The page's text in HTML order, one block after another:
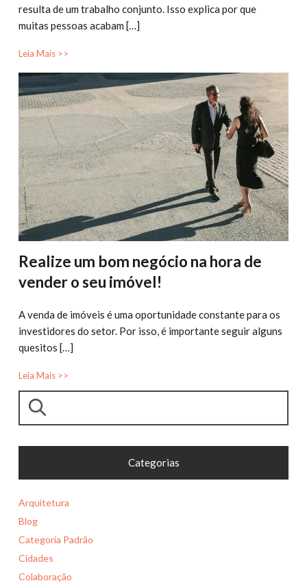
resulta de um trabalho conjunto. Isso explica por que
muitas pessoas acabam […]
Leia Mais >>
Realize um bom negócio na hora de
vender o seu imóvel!
A venda de imóveis é uma oportunidade constante para os
investidores do setor. Por isso, é importante seguir alguns
quesitos […]
Leia Mais >>
Pesquisar
Categorias
Arquitetura
Blog
Categoria Padrão
Cidades
Colaboração